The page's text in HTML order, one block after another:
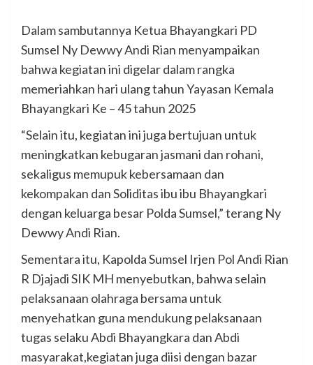
Dalam sambutannya Ketua Bhayangkari PD
Sumsel Ny Dewwy Andi Rian menyampaikan
bahwa kegiatan ini digelar dalam rangka
memeriahkan hari ulang tahun Yayasan Kemala
Bhayangkari Ke – 45 tahun 2025
“Selain itu, kegiatan ini juga bertujuan untuk
meningkatkan kebugaran jasmani dan rohani,
sekaligus memupuk kebersamaan dan
kekompakan dan Soliditas ibu ibu Bhayangkari
dengan keluarga besar Polda Sumsel,” terang Ny
Dewwy Andi Rian.
Sementara itu, Kapolda Sumsel Irjen Pol Andi Rian
R Djajadi SIK MH menyebutkan, bahwa selain
pelaksanaan olahraga bersama untuk
menyehatkan guna mendukung pelaksanaan
tugas selaku Abdi Bhayangkara dan Abdi
masyarakat,kegiatan juga diisi dengan bazar